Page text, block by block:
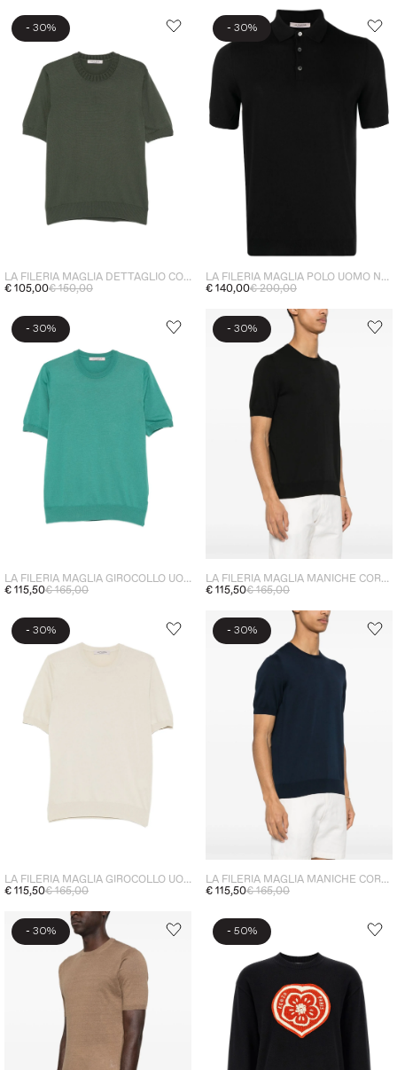
- 30%
LA FILERIA MAGLIA DETTAGLIO COSTE UOMO VERDE
€ 105,00€ 150,00
- 30%
LA FILERIA MAGLIA POLO UOMO NERO
€ 140,00€ 200,00
- 30%
LA FILERIA MAGLIA GIROCOLLO UOMO VERDE
€ 115,50€ 165,00
- 30%
LA FILERIA MAGLIA MANICHE CORTE UOMO NERO
€ 115,50€ 165,00
- 30%
LA FILERIA MAGLIA GIROCOLLO UOMO CREMA
€ 115,50€ 165,00
- 30%
LA FILERIA MAGLIA MANICHE CORTE UOMO BLU
€ 115,50€ 165,00
- 30% - 50%